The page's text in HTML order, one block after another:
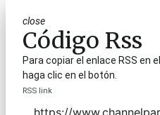
close
Código Rss
Para copiar el enlace RSS en
haga clic en el botón.
RSS link